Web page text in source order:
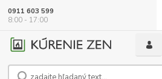
0911 603 599
8:00 - 17:00